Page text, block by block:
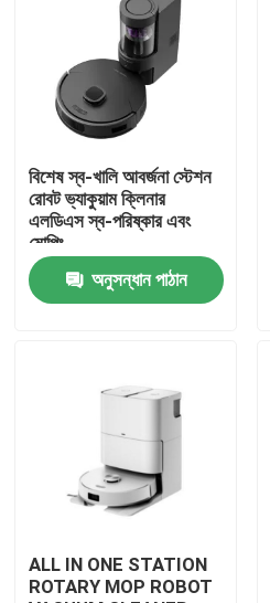
ভিডিও
আমাদের সম্পর্কে
কারখানা ভ্রমণ
রোবট উইন্ডো ক্লিনার
বিশেষ স্ব-খালি আবর্জনা স্টেশন
রোবট ভ্যাকুয়াম ক্লিনার
এলডিএস স্ব-পরিষ্কার এবং
মোপিং
অনুসন্ধান পাঠান
ALL IN ONE STATION
ROTARY MOP ROBOT